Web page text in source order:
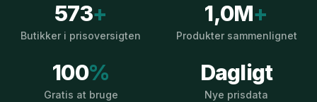
573+
Butikker i prisoversigten
1,0M+
Produkter sammenlignet
100%
Gratis at bruge
Dagligt
Nye prisdata